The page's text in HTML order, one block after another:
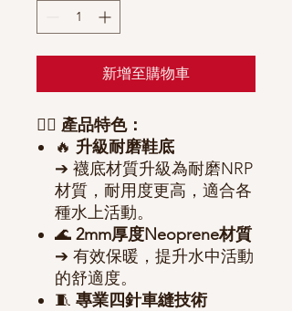
新增至購物車
🏄‍♂️ 產品特色：
🔥 升級耐磨鞋底
➔ 襪底材質升級為耐磨NRP
材質，耐用度更高，適合各
種水上活動。
🌊 2mm厚度Neoprene材質
➔ 有效保暖，提升水中活動
的舒適度。
🧵 專業四針車縫技術